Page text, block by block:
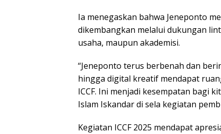
Ia menegaskan bahwa Jeneponto
dikembangkan melalui dukungan
usaha, maupun akademisi.
“Jeneponto terus berbenah dan
hingga digital kreatif mendapat
ICCF. Ini menjadi kesempatan bagi
Islam Iskandar di sela kegiatan
Kegiatan ICCF 2025 mendapat